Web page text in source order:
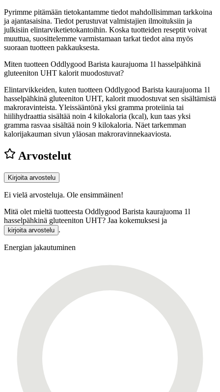
Pyrimme pitämään tietokantamme tiedot mahdollisimman tarkkoina
ja ajantasaisina. Tiedot perustuvat valmistajien ilmoituksiin ja
julkisiin elintarviketietokantoihin. Koska tuotteiden reseptit voivat
muuttua, suosittelemme varmistamaan tarkat tiedot aina myös
suoraan tuotteen pakkauksesta.
Miten tuotteen Oddlygood Barista kaurajuoma 1l hasselpähkinä
gluteeniton UHT kalorit muodostuvat?
Elintarvikkeiden, kuten tuotteen Oddlygood Barista kaurajuoma 1l
hasselpähkinä gluteeniton UHT, kalorit muodostuvat sen sisältämistä
makroravinteista. Yleissääntönä yksi gramma proteiinia tai
hiilihydraattia sisältää noin 4 kilokaloria (kcal), kun taas yksi
gramma rasvaa sisältää noin 9 kilokaloria. Näet tarkemman
kalorijakauman sivun yläosan makroravinnekaaviosta.
Arvostelut
Kirjoita arvostelu
Ei vielä arvosteluja. Ole ensimmäinen!
Mitä olet mieltä tuotteesta Oddlygood Barista kaurajuoma 1l
hasselpähkinä gluteeniton UHT? Jaa kokemuksesi ja
kirjoita arvostelu .
Energian jakautuminen